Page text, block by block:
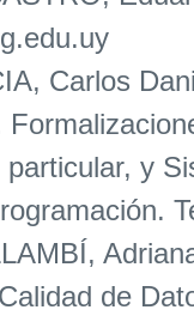
Carlos
y
de